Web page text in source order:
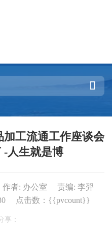

工流通工作座谈会
-人生就是博
作者: 办公室
责编: 李羿
点击数：{{pvcount}}
享：